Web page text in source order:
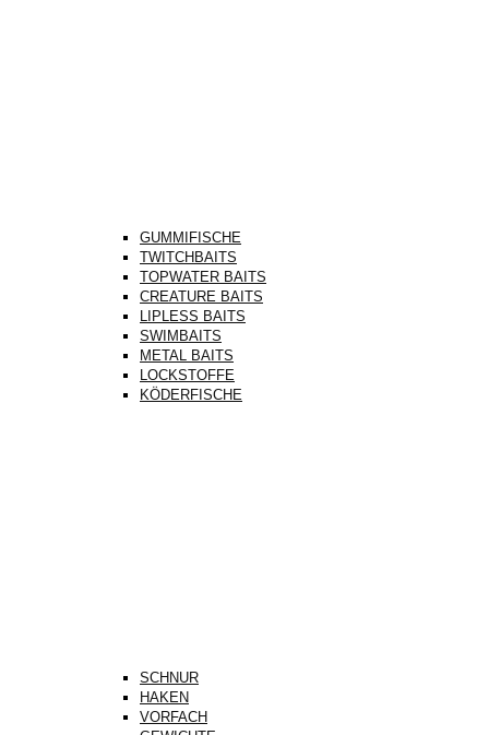
GUMMIFISCHE
TWITCHBAITS
TOPWATER BAITS
CREATURE BAITS
LIPLESS BAITS
SWIMBAITS
METAL BAITS
LOCKSTOFFE
KÖDERFISCHE
SCHNUR
HAKEN
VORFACH